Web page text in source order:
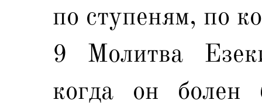
по ступеням, по
9 Молитва
когда он болен